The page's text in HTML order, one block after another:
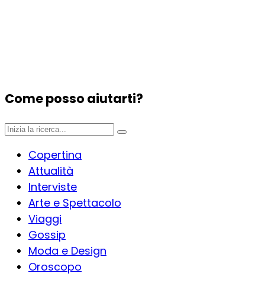
Come posso aiutarti?
Copertina
Attualità
Interviste
Arte e Spettacolo
Viaggi
Gossip
Moda e Design
Oroscopo